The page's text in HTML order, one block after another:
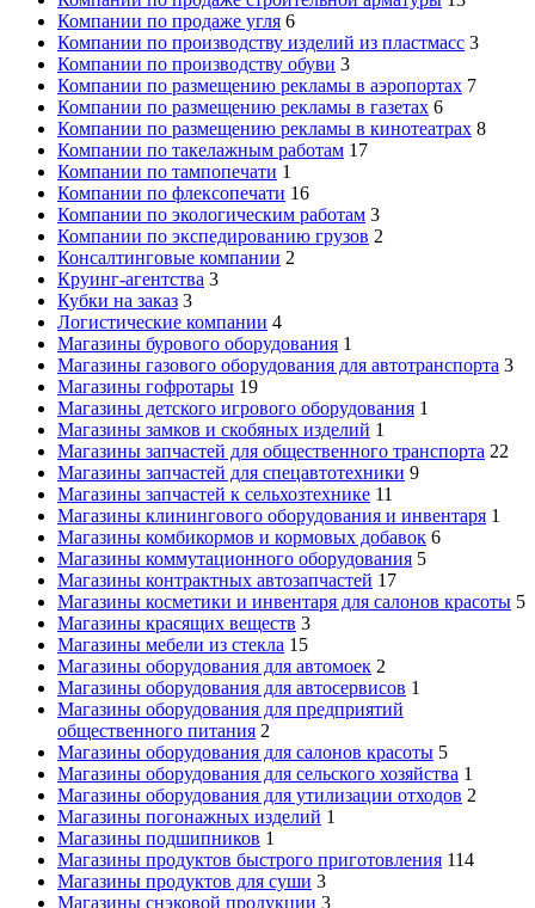
Компании по продаже угля 6
Компании по производству изделий из пластмасс 3
Компании по производству обуви 3
Компании по размещению рекламы в аэропортах 7
Компании по размещению рекламы в газетах 6
Компании по размещению рекламы в кинотеатрах 8
Компании по такелажным работам 17
Компании по тампопечати 1
Компании по флексопечати 16
Компании по экологическим работам 3
Компании по экспедированию грузов 2
Консалтинговые компании 2
Круинг-агентства 3
Кубки на заказ 3
Логистические компании 4
Магазины бурового оборудования 1
Магазины газового оборудования для автотранспорта 3
Магазины гофротары 19
Магазины детского игрового оборудования 1
Магазины замков и скобяных изделий 1
Магазины запчастей для общественного транспорта 22
Магазины запчастей для спецавтотехники 9
Магазины запчастей к сельхозтехнике 11
Магазины клинингового оборудования и инвентаря 1
Магазины комбикормов и кормовых добавок 6
Магазины коммутационного оборудования 5
Магазины контрактных автозапчастей 17
Магазины косметики и инвентаря для салонов красоты 5
Магазины красящих веществ 3
Магазины мебели из стекла 15
Магазины оборудования для автомоек 2
Магазины оборудования для автосервисов 1
Магазины оборудования для предприятий
общественного питания 2
Магазины оборудования для салонов красоты 5
Магазины оборудования для сельского хозяйства 1
Магазины оборудования для утилизации отходов 2
Магазины погонажных изделий 1
Магазины подшипников 1
Магазины продуктов быстрого приготовления 114
Магазины продуктов для суши 3
Магазины снэковой продукции 3